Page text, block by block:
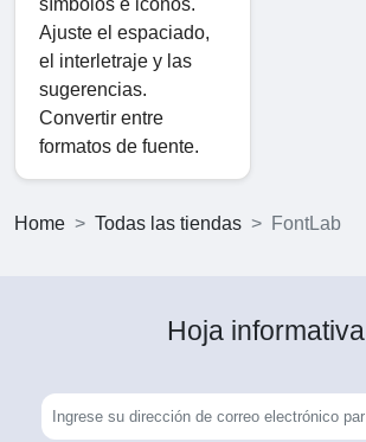
símbolos e iconos.
Ajuste el espaciado,
el interletraje y las
sugerencias.
Convertir entre
formatos de fuente.
Home Todas las tiendas FontLab
Hoja informativa